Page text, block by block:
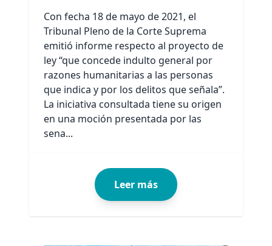
Con fecha 18 de mayo de 2021, el
Tribunal Pleno de la Corte Suprema
emitió informe respecto al proyecto de
ley “que concede indulto general por
razones humanitarias a las personas
que indica y por los delitos que señala”.
La iniciativa consultada tiene su origen
en una moción presentada por las
sena...
Leer más